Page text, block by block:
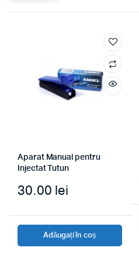
Aparat Manual pentru
Injectat Tutun
30.00 lei
Adăugați în coș